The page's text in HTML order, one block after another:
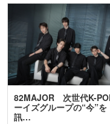
82MAJOR 次世代K-
ーイズグループの“今”を
訊…